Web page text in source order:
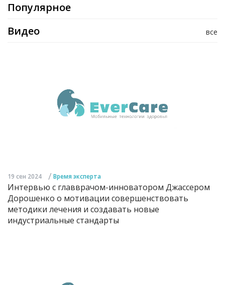
Популярное
все
Видео
19 сен 2024 / Время эксперта
Интервью с главврачом-инноватором Джассером
Дорошенко о мотивации совершенствовать
методики лечения и создавать новые
индустриальные стандарты